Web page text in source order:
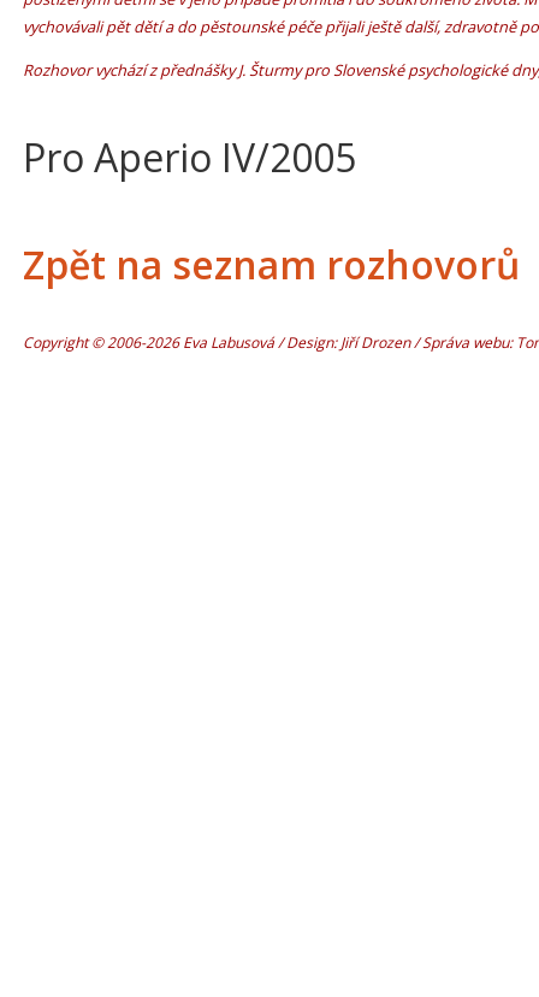
vychovávali pět dětí a do pěstounské péče přijali ještě další, zdravotně
Rozhovor vychází z přednášky J. Šturmy pro Slovenské psychologické
Pro Aperio IV/2005
Zpět na seznam rozhovorů
Copyright © 2006-2026 Eva Labusová / Design: Jiří Drozen / Správa webu: